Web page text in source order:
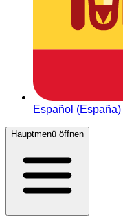
Español (España)
Hauptmenü öffnen